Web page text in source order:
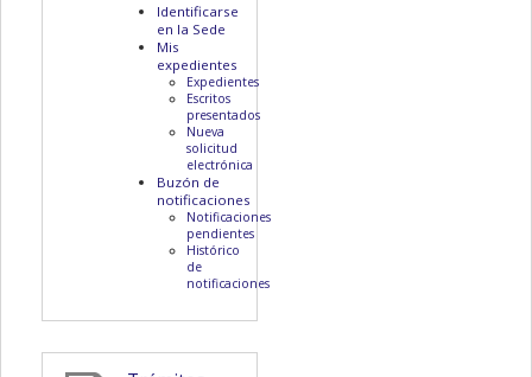
Identificarse
en la Sede
Mis
expedientes
Expedientes
Escritos
presentados
Nueva
solicitud
electrónica
Buzón de
notificaciones
Notificaciones
pendientes
Histórico
de
notificaciones